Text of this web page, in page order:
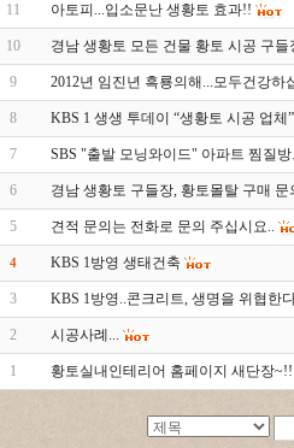
11 아토피...입소문난 생황토 효과!!
10 경남 생황토 모든 건물 황토 시공 구들
9 2012년 임진년 흑룡의해...모두건강하
8 KBS 1 생생 투데이 “생황토 시공 업체
7 SBS "출발 모닝와이드" 아파트 찜질
6 경남 생황토 구들장, 황토몰탈 구매
5 견적 문의는 전화로 문의 주십시요..
4 KBS 1방영 생태건축
3 KBS 1방영..콘크리트, 생명을 위협한
2 시공사례...
1 황토실내인테리어 홈페이지 새단장~!!